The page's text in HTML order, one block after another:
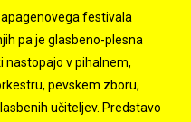
festivala
pa je glasbeno-plesna
nastopajo v pihalnem,
pevskem zboru,
učiteljev. Predstavo